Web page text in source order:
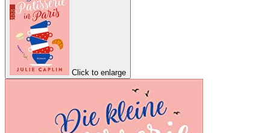
Click to enlarge